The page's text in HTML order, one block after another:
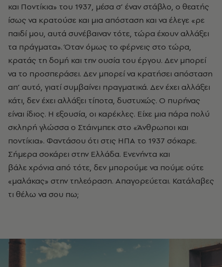
και Ποντίκια» του 1937, µέσα σ’ έναν στάβλο, ο θεατής
ίσως να κρατούσε και µια απόσταση και να έλεγε «ρε
παιδί µου, αυτά συνέβαιναν τότε, τώρα έχουν αλλάξει
τα πράγµατα». Όταν όµως το φέρνεις στο τώρα,
κρατάς τη δοµή και την ουσία του έργου. Δεν µπορεί
να το προσπεράσει. Δεν µπορεί να κρατήσει απόσταση
απ’ αυτό, γιατί συµβαίνει πραγµατικά. Δεν έχει αλλάξει
κάτι, δεν έχει αλλάξει τίποτα, δυστυχώς. Ο πυρήνας
είναι ίδιος. Η εξουσία, οι καρέκλες. Είχε µια πάρα πολύ
σκληρή γλώσσα ο Στάινµπεκ στο «Άνθρωποι και
ποντίκια». Φαντάσου ότι στις ΗΠΑ το 1937 σόκαρε.
Σήµερα σοκάρει στην Ελλάδα. Ενενήντα και
βάλε χρόνια από τότε, δεν µπορούµε να πούµε ούτε
«µαλάκας» στην τηλεόραση. Απαγορεύεται. Κατάλαβες
τι θέλω να σου πω;